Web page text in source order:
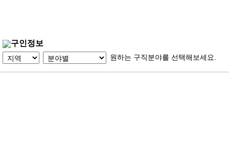
구인정보
원하는 구직분야를 선택해보세요.